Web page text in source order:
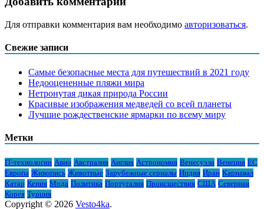
Для отправки комментария вам необходимо авторизоваться.
Свежие записи
Самые безопасные места для путешествий в 2021 году
Недооцененные пляжи мира
Нетронутая дикая природа России
Красивые изображения медведей со всей планеты
Лучшие рождественские ярмарки по всему миру
Метки
IT-технологии Авио Австралия Англия Астрономия Венесуэла Венеция ЕС
Европа Живопись Животные Зарубежные сериалы Индия Иран Карнавал
Катар Кения Мода Политика Португалия Происшествия США Северная
Корея Турция
Copyright © 2026 Vesto4ka.